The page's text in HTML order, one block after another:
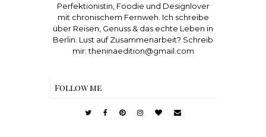
Perfektionistin, Foodie und Designlover
mit chronischem Fernweh. Ich schreibe
über Reisen, Genuss & das echte Leben in
Berlin. Lust auf Zusammenarbeit? Schreib
mir: theninaedition@gmail.com
Follow me